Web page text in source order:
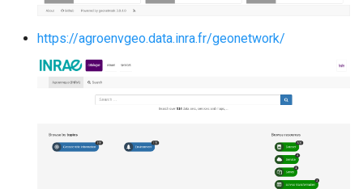
https://agroenvgeo.data.inra.fr/geonetwork/